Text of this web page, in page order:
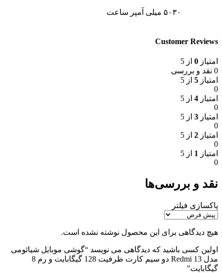
۵۰۳۰ میلی آمپر ساعت
Customer Reviews
امتیاز 0 از 5
0 نقد و بررسی
امتیاز 5 از 5
0
امتیاز 4 از 5
0
امتیاز 3 از 5
0
امتیاز 2 از 5
0
امتیاز 1 از 5
0
نقد و بررسی‌ها
پاکسازی فیلتر
هیچ دیدگاهی برای این محصول نوشته نشده است.
اولین کسی باشید که دیدگاهی می نویسد “گوشی موبایل شیائومی
مدل Redmi 13 دو سیم کارت ظرفیت 128 گیگابایت و رم 8
گیگابایت”